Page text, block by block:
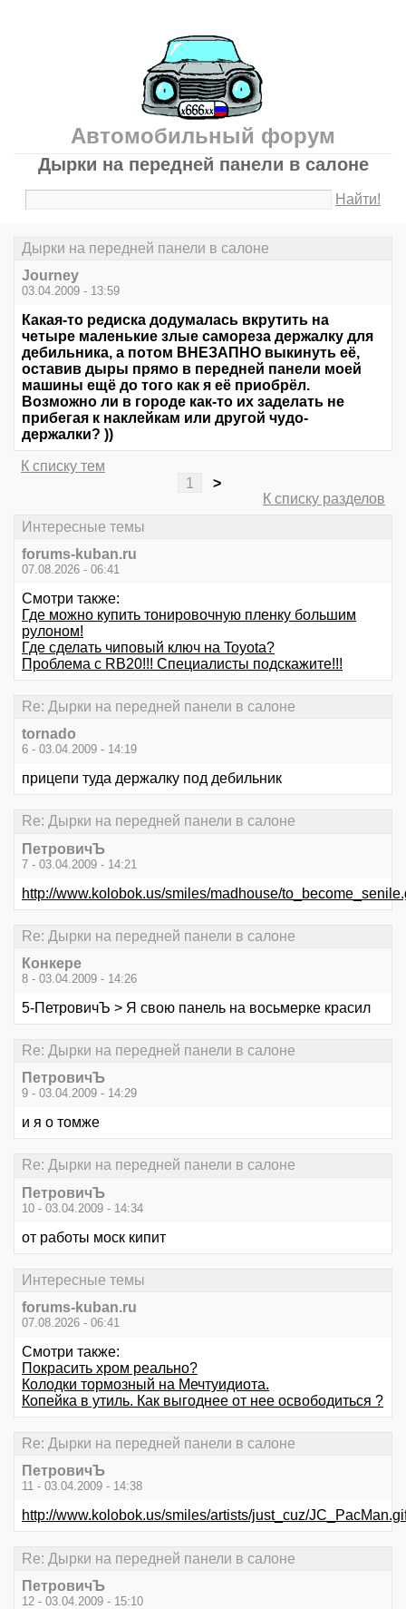
Автомобильный форум
Дырки на передней панели в салоне
Найти!
Дырки на передней панели в салоне
Journey
03.04.2009 - 13:59
Какая-то редиска додумалась вкрутить на
четыре маленькие злые самореза держалку для
дебильника, а потом ВНЕЗАПНО выкинуть её,
оставив дыры прямо в передней панели моей
машины ещё до того как я её приобрёл.
Возможно ли в городе как-то их заделать не
прибегая к наклейкам или другой чудо-
держалки? ))
К списку тем
1
>
К списку разделов
Интересные темы
forums-kuban.ru
07.08.2026 - 06:41
Смотри также:
Где можно купить тонировочную пленку большим
рулоном!
Где сделать чиповый ключ на Toyota?
Проблема с RB20!!! Специалисты подскажите!!!
Re: Дырки на передней панели в салоне
tornado
6 - 03.04.2009 - 14:19
прицепи туда держалку под дебильник
Re: Дырки на передней панели в салоне
ПетровичЪ
7 - 03.04.2009 - 14:21
http://www.kolobok.us/smiles/madhouse/
Re: Дырки на передней панели в салоне
Конкере
8 - 03.04.2009 - 14:26
5-ПетровичЪ > Я свою панель на восьмерке красил
Re: Дырки на передней панели в салоне
ПетровичЪ
9 - 03.04.2009 - 14:29
и я о томже
Re: Дырки на передней панели в салоне
ПетровичЪ
10 - 03.04.2009 - 14:34
от работы моск кипит
Интересные темы
forums-kuban.ru
07.08.2026 - 06:41
Смотри также:
Покрасить хром реально?
Колодки тормозный на Мечтуидиота.
Копейка в утиль. Как выгоднее от нее освободиться ?
Re: Дырки на передней панели в салоне
ПетровичЪ
11 - 03.04.2009 - 14:38
http://www.kolobok.us/smiles/artists/just_cuz/
Re: Дырки на передней панели в салоне
ПетровичЪ
12 - 03.04.2009 - 15:10